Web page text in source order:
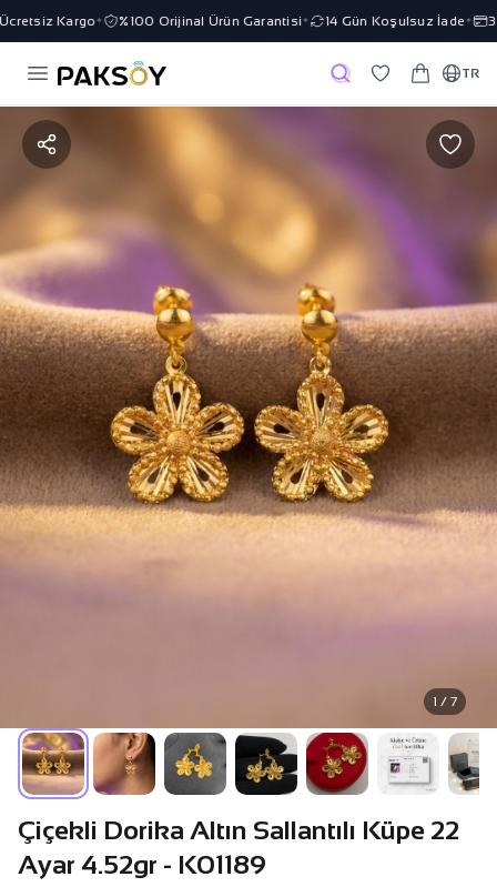
Kargo✦ %100 Orijinal Ürün Garantisi✦ 14 Gün Koşulsuz İade ✦ 3
TR
1 / 7
Çiçekli Dorika Altın Sallantılı Küpe 22
Ayar 4.52gr - K01189